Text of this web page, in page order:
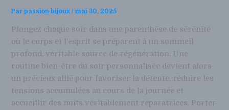
Parpassion bijoux/mai 30, 2025
Plongez chaque soir dans une parenthèse de sérénité
où le corps et l’esprit se préparent à un sommeil
profond, véritable source de régénération. Une
routine bien-être du soir personnalisée devient alors
un précieux allié pour favoriser la détente, réduire les
tensions accumulées au cours de la journée et
accueillir des nuits véritablement réparatrices. Porter